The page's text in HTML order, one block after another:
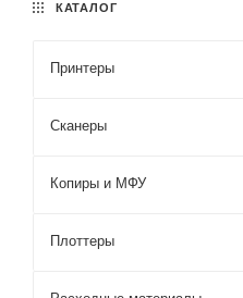
КАТАЛОГ
Принтеры
Сканеры
Копиры и МФУ
Плоттеры